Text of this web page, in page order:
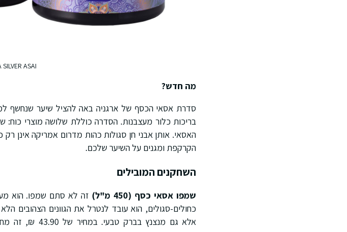
ASAI
מה חדש?
סדרת אסאי הכסף של ארגניה באה להציל שיער שנחשף
בריכות כלור מעצבנות. הסדרה כוללת שלושה מוצרי
האסאי. אותן אבני חן סגולות כהות מדרום אמריקה אינן רק
הקרקפת ומגנים על השיער שלכם.
השחקנים המובילים
שמפו אסאי כסף (450 מ"ל)
זה לא סתם שמפו. הוא
כחולים-סגולים, הוא עובד לנטרל את הגוונים הצהובים
אלא גם מנצנץ